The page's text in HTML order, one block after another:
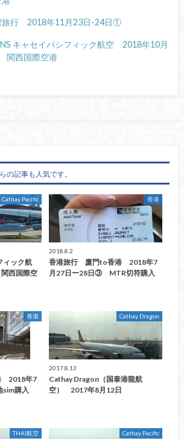
旅行 2018年11月23日-24日①
キャセイパシフィック航空 2018年10月
関西国際空港
の記事も人気です。
Cathay Pacific
ィック航
西国際空
香港
2018.8.2
香港旅行 廈門to香港 2018年7
月27日ー28日③ MTR切符購入
香港
2018年7
購入
Cathay Dragon
2017.8.13
Cathay Dragon（国泰港龍航
空） 2017年8月12日
THAI航空 Cathay Pacific